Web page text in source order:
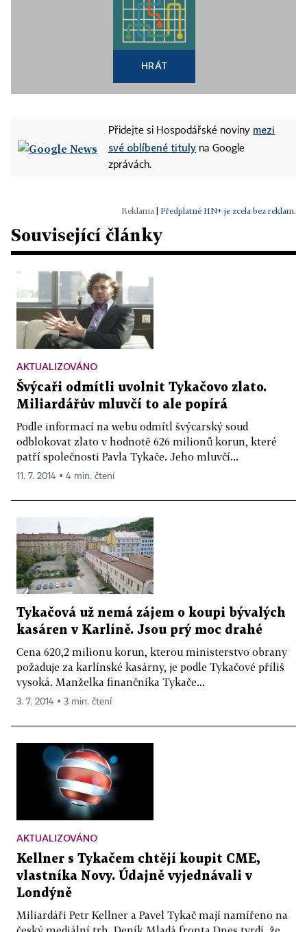
HRÁT
Přidejte si Hospodářské noviny mezi
své oblíbené tituly na Google
zprávách.
Předplatné HN+ je zcela bez reklam.
Související články
AKTUALIZOVÁNO
Švýcaři odmítli uvolnit Tykačovo zlato.
Miliardářův mluvčí to ale popírá
Podle informací na webu odmítl švýcarský soud
odblokovat zlato v hodnotě 626 milionů korun, které
patří společnosti Pavla Tykače. Jeho mluvčí...
11. 7. 2014 ▪ 4 min. čtení
Tykačová už nemá zájem o koupi bývalých
kasáren v Karlíně. Jsou prý moc drahé
Cena 620,2 milionu korun, kterou ministerstvo obrany
požaduje za karlínské kasárny, je podle Tykačové příliš
vysoká. Manželka finančníka Tykače...
3. 7. 2014 ▪ 3 min. čtení
AKTUALIZOVÁNO
Kellner s Tykačem chtějí koupit CME,
vlastníka Novy. Údajně vyjednávali v
Londýně
Miliardáři Petr Kellner a Pavel Tykač mají namířeno na